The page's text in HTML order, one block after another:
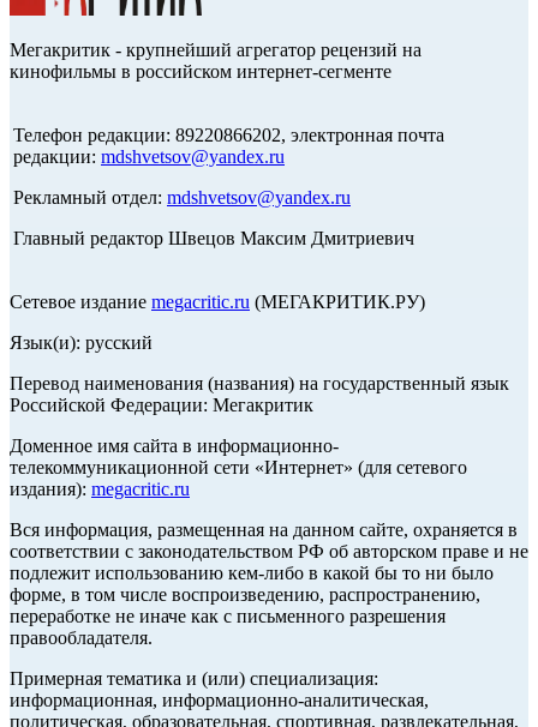
Мегакритик - крупнейший агрегатор рецензий на
кинофильмы в российском интернет-сегменте
Телефон редакции: 89220866202, электронная почта
редакции: mdshvetsov@yandex.ru
Рекламный отдел: mdshvetsov@yandex.ru
Главный редактор Швецов Максим Дмитриевич
Сетевое издание megacritic.ru (МЕГАКРИТИК.РУ)
Язык(и): русский
Перевод наименования (названия) на государственный язык
Российской Федерации: Мегакритик
Доменное имя сайта в информационно-
телекоммуникационной сети «Интернет» (для сетевого
издания): megacritic.ru
Вся информация, размещенная на данном сайте, охраняется в
соответствии с законодательством РФ об авторском праве и не
подлежит использованию кем-либо в какой бы то ни было
форме, в том числе воспроизведению, распространению,
переработке не иначе как с письменного разрешения
правообладателя.
Примерная тематика и (или) специализация:
информационная, информационно-аналитическая,
политическая, образовательная, спортивная, развлекательная,